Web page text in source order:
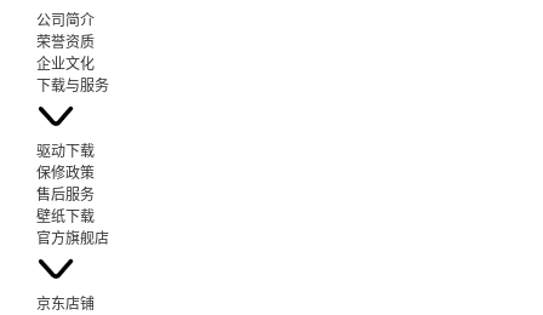
公司简介
荣誉资质
企业文化
下载与服务
驱动下载
保修政策
售后服务
壁纸下载
官方旗舰店
京东店铺